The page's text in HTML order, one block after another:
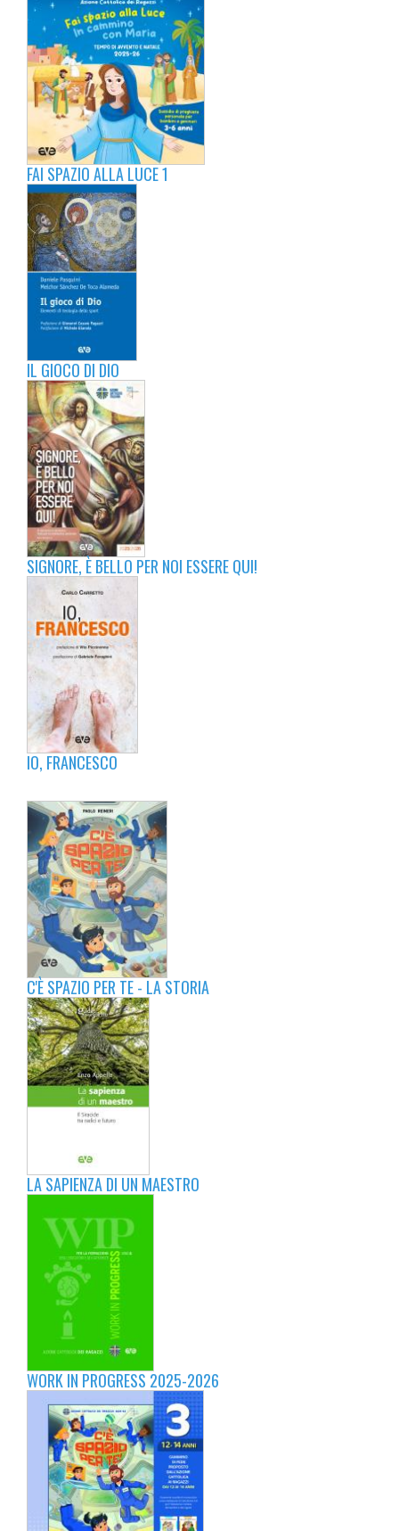
FAI SPAZIO ALLA LUCE 1
IL GIOCO DI DIO
SIGNORE, È BELLO PER NOI ESSERE QUI!
IO, FRANCESCO
C'È SPAZIO PER TE - LA STORIA
LA SAPIENZA DI UN MAESTRO
WORK IN PROGRESS 2025-2026